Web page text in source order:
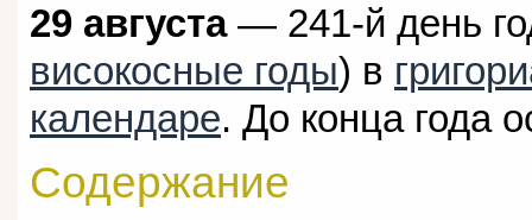
29 августа— 241-й день
високосные годы) в
календаре. До конца года
Содержание